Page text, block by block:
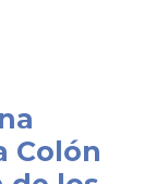
Colón